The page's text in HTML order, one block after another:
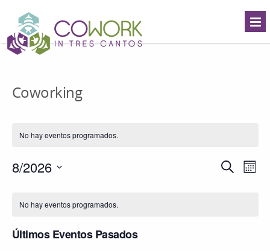
Coworking
No hay eventos programados.
Buscar
de
Mes
8/2026
deNo hay eventos programados.
Últimos Eventos Pasados